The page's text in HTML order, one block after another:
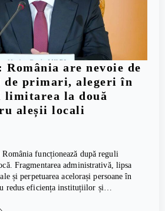
are nevoie de
de primari, alegeri în
la două
aleșii locali
funcționează după reguli
Fragmentarea administrativă, lipsa
și perpetuarea acelorași persoane în
redus eficiența instituțiilor și…